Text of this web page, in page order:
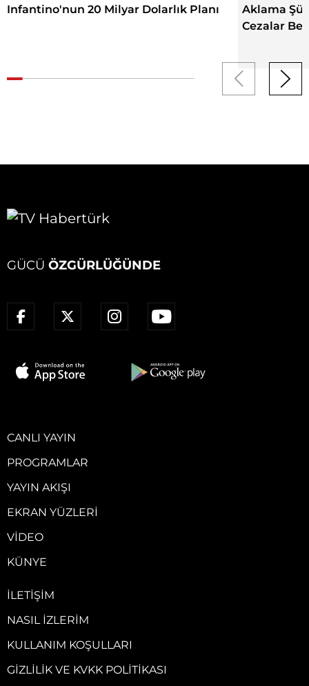
Infantino'nun 20 Milyar Dolarlık Planı
Aklama
Cezalar
GÜCÜ ÖZGÜRLÜĞÜNDE
CANLI YAYIN
PROGRAMLAR
YAYIN AKIŞI
EKRAN YÜZLERI
VIDEO
KÜNYE
İLETIŞIM
NASIL İZLERIM
KULLANIM KOŞULLARI
GIZLILIK VE KVKK POLITIKASI